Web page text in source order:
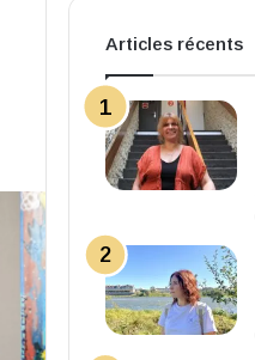
Articles récents